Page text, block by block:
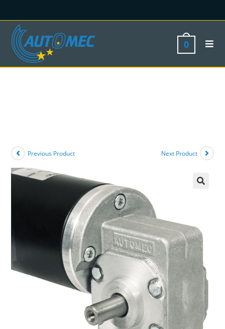
0
Previous Product Next Product